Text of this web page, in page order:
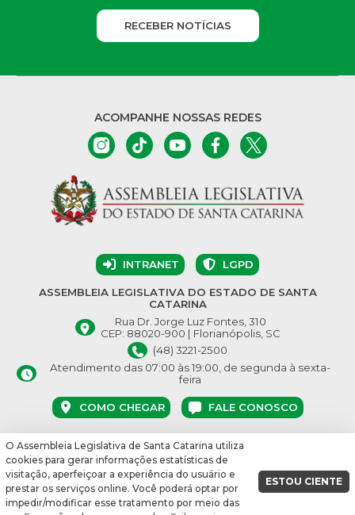
RECEBER NOTÍCIAS
ACOMPANHE NOSSAS REDES
INTRANET LGPD
ASSEMBLEIA LEGISLATIVA DO ESTADO DE SANTA
CATARINA
Rua Dr. Jorge Luz Fontes, 310
CEP: 88020-900 | Florianópolis, SC
(48) 3221-2500
Atendimento das 07:00 às 19:00, de segunda à sexta-
feira
COMO CHEGAR FALE CONOSCO
© Assembleia Legislativa do Estado de Santa Catarina 2026.
Desenvolvido por:
vbuild 17609
O Assembleia Legislativa de Santa Catarina utiliza
cookies para gerar informações estatísticas de
visitação, aperfeiçoar a experiência do usuário e
prestar os serviços online. Você poderá optar por
impedir/modificar esse tratamento por meio das
ESTOU CIENTE